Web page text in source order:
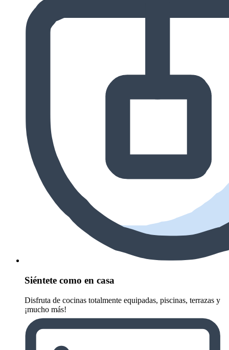
Siéntete como en casa
Disfruta de cocinas totalmente equipadas, piscinas, terrazas y
¡mucho más!